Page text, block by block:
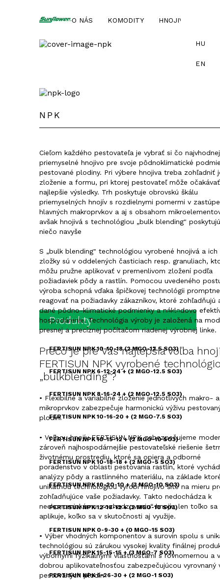
O NÁS KOMODITY HNOJIVÁ
HU
EN
Produkty
FERTISUN NPK 10-10-18 (2 MGO-12.5 SO3)
FERTISUN NPK 6-12-24 + (2 MGO-12.5 SO3)
FERTISUN NPK 8-16-24 + (2 MGO-12.5 SO3)
FERTISUN NPK 10-16-20 + (2 MGO-7.5 SO3)
FERTISUN NPK 10-15-12 + (2 MGO-10 SO3)
FERTISUN NPK 10-18-18 + (2 MGO-5 SO3)
FERTISUN NPK 10-20-10 + (3 MGO-10 SO3)
FERTISUN NPK 12-18-12 + (2 MGO-10 SO3)
FERTISUN NPK 0-9-30 + (0 MGO-15 SO3)
FERTISUN NPK 15-15-15 + (3 MGO-7 SO3)
FERTISUN NPK 6-26-30 + (2 MGO-1 SO3)
SPÄŤ
NPK
Cieľom každého pestovateľa je vybrať si čo
priemyselné hnojivo pre svoje pôdnoklimatické
pestované plodiny. Pri výbere hnojiva treba zohľadniť
zloženie a formu, pri ktorej pestovateľ môže očakávať
najlepšie výsledky. Trh poskytuje obrovskú škálu
priemyselných hnojív s rozdielnymi pomermi v
hlavných makroprvkov a aj s obsahom
avšak hnojivá s technológiou „bulk blending" poskytujú
niečo navyše
S „bulk blending" technológiou vyrobené hnojivá a ich
zložky sú v oddelených časticiach resp. granuliach,
môžu pružne aplikovať v premenlivom zložení podľa
požiadaviek pôdy a rastlín. Pomocou uvedeného
výroba schopná vďaka špičkovej technológii promptne
reagovať na požiadavky zákazníkov, ktoré zohľadňujú
dané pôdno-klimatické podmienky a nákladovo
hospodárenie. Technológia výroby je založená na
presnej a precíznej počítačom riadenej výrobnej linke.
Prečo je pre Vás najlepšia voľba
FERTISUN NPK vyrobené
„bulkblending”?
• Flexibilné a variabilné zloženie jednotlivých makro- a
mikroprvkov zabezpečuje harmonickú výživu
plodín.
• Voľbou hnojív FERTISUN NPK zabezpečujeme
zároveň najhospodárnejšie pestovateľské riešenie
životnému prostrediu, ktoré sa opiera a odborné
poradenstvo v oblasti pestovania rastlín, ktoré
analýzy pôdy a rastlinného materiálu, na základe
unikátnou technológiou vyrobí hnojivo šité na mieru
zohľadňujúce vaše požiadavky. Takto nedochádza k
neekonomickému „rozhadzovaniu“ hnojív, len toľko sa
aplikuje, koľko sa v skutočnosti aj využije.
• Výber vhodných komponentov a surovín spolu s
technológiou sú zárukou vysokej kvality finálnej
výbornými fyzikálnymi vlastnosťami s rovnomernou a
dobrou aplikovateľnosťou zabezpečujúcou vyrovnaný
pestovaných plodín